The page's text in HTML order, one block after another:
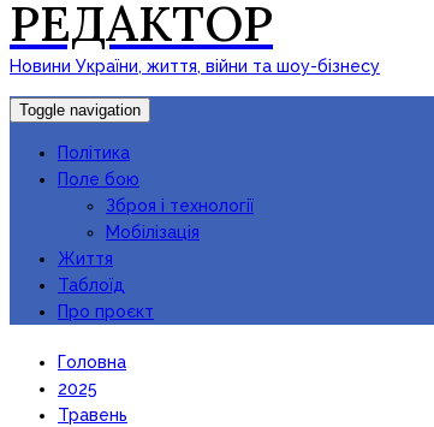
РЕДАКТОР
Новини України, життя, війни та шоу-бізнесу
Toggle navigation
Політика
Поле бою
Зброя і технології
Мобілізація
Життя
Таблоїд
Про проєкт
Головна
2025
Травень